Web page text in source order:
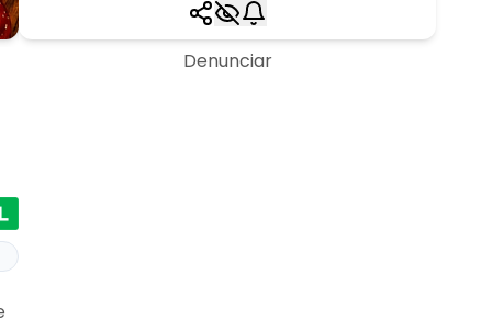
Denunciar